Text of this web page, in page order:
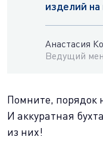
изделий на
Анастасия
Ведущий
Помните, порядок
И аккуратная
из них!